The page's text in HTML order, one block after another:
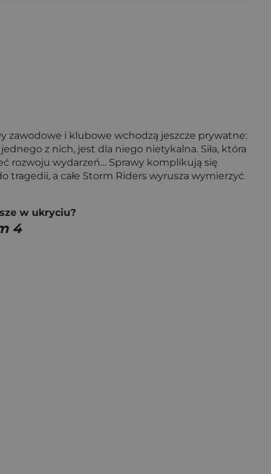
zawodowe i klubowe wchodzą jeszcze prywatne:
z nich, jest dla niego nietykalna. Siła, która
rozwoju wydarzeń… Sprawy komplikują się
a całe Storm Riders wyrusza wymierzyć
w ukryciu?
4